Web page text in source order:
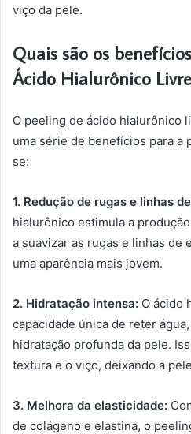
viço da pele.
Quais são os
Ácido Hialurônico
O peeling de ácido hialurônico
uma série de benefícios para a
se:
1. Redução de rugas e linhas
hialurônico estimula a
a suavizar as rugas e linhas de
uma aparência mais jovem.
2. Hidratação intensa: O ácido
capacidade única de reter
hidratação profunda da pele.
textura e o viço, deixando a
3. Melhora da elasticidade:
de colágeno e elastina, o